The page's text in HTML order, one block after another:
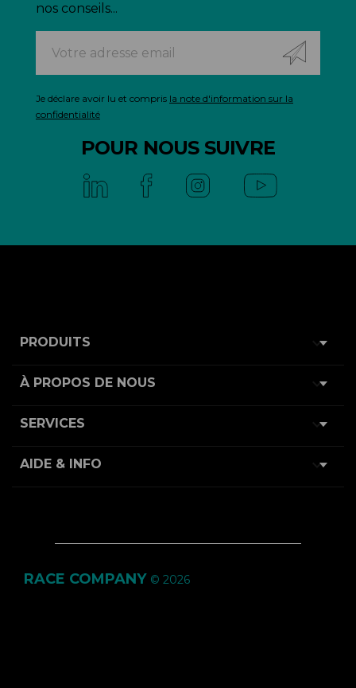
nos conseils...
Je déclare avoir lu et compris la note d'information sur la
confidentialité
POUR NOUS SUIVRE
PRODUITS 
À PROPOS DE NOUS 
SERVICES 
AIDE & INFO 
RACE COMPANY © 2026